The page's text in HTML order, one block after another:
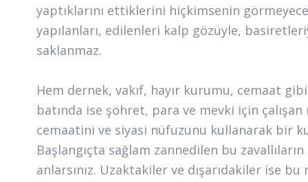
yaptıklarını ettiklerini hiçkimsenin
yapılanları, edilenleri kalp gözüyle,
saklanmaz.
Hem dernek, vakıf, hayır kurumu, cemaat
batında ise şöhret, para ve mevki için
cemaatini ve siyasi nüfuzunu kullanarak bir
Başlangıçta sağlam zannedilen bu
anlarsınız. Uzaktakiler ve dışarıdakiler ise